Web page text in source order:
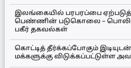
இலங்கையில் பரபரப்பை
பெண்ணின் படுகொலை –
பகீர் தகவல்கள்
கொட்டித் தீர்க்கப்போகும்
மக்களுக்கு விடுக்கப்பட்டுள்ள